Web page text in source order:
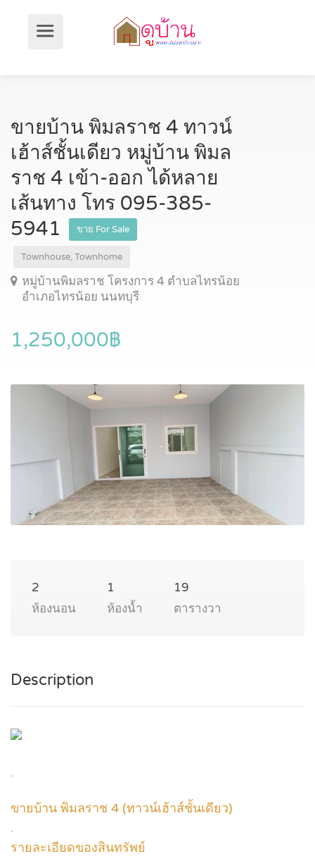
ขายบ้าน พิมลราช 4 ทาวน์
เฮ้าส์ชั้นเดียว หมู่บ้าน พิมล
ราช 4 เข้า-ออก ได้หลาย
เส้นทาง โทร 095-385-
5941
ขาย For Sale
Townhouse, Townhome
หมู่บ้านพิมลราช โครงการ 4 ตำบลไทรน้อย
อำเภอไทรน้อย นนทบุรี
1,250,000฿
2
ห้องนอน
1
ห้องน้ำ
19
ตารางวา
Description
.
ขายบ้าน พิมลราช 4 (ทาวน์เฮ้าส์ชั้นเดียว)
.
รายละเอียดของสินทรัพย์